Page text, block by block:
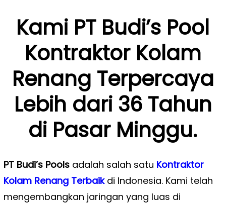
Kami PT Budi’s Pool
Kontraktor Kolam
Renang Terpercaya
Lebih dari 36 Tahun
di Pasar Minggu.
PT Budi’s Poolsadalah salah satu Kontraktor
Kolam Renang Terbaik di Indonesia. Kami telah
mengembangkan jaringan yang luas di